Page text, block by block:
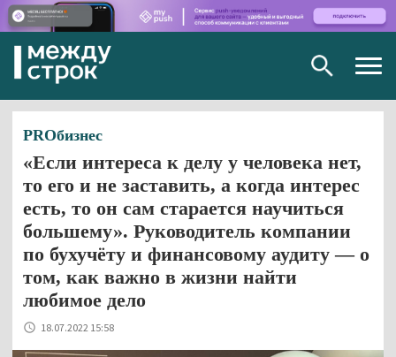
PROбизнес
«Если интереса к делу у человека нет,
то его и не заставить, а когда интерес
есть, то он сам старается научиться
большему». Руководитель компании
по бухучёту и финансовому аудиту — о
том, как важно в жизни найти
любимое дело
18.07.2022 15:58